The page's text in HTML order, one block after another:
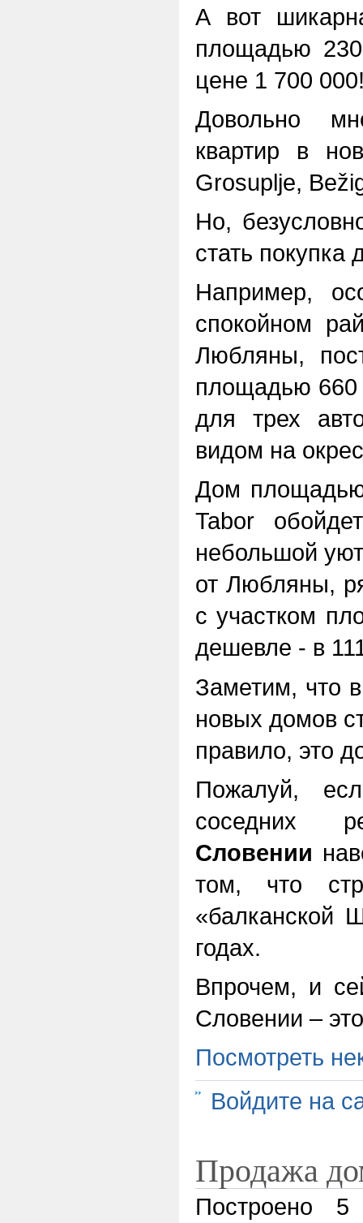
А вот
площадью
цене 1 700
Довольно
квартир в
Grosuplje,
Но,
стать покупка
Например,
спокойном
Любляны,
площадью 660
для трех
видом на
Дом
Tabor
небольшой
от Любляны,
с участком
дешевле - в
Заметим, что
новых домов
правило, это
Пожалуй,
соседних
Словении
том, что
«балканской
годах.
Впрочем, и
Словении –
Посмотреть
Войдите на
Продажа
Построено 5